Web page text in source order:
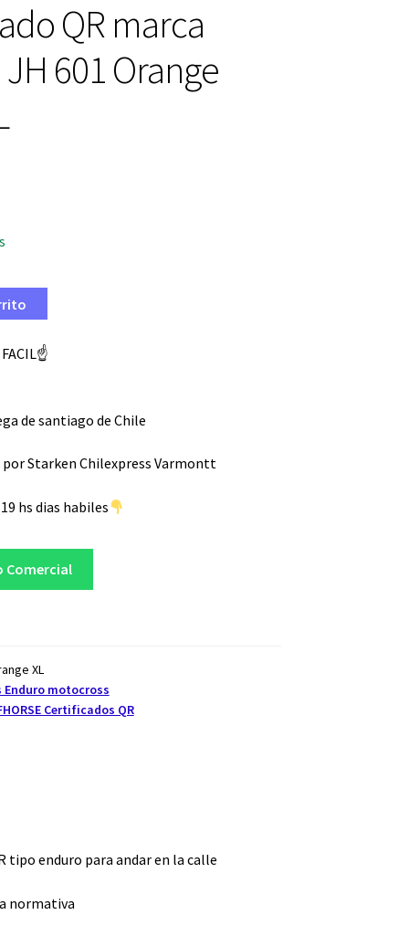
QR marca
601 Orange
de santiago de Chile
por Starken Chilexpress Varmontt
hs dias habiles
Comercial
XL
Enduro motocross
Certificados QR
tipo enduro para andar en la calle
normativa